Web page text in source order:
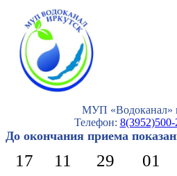
МУП «Водоканал»
Телефон: 8(3952)500-
До окончания приема
17 11 29 00